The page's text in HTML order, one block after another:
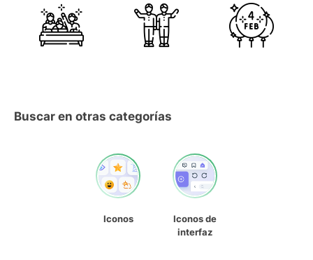
Buscar en otras categorías
Iconos
Iconos de
interfaz